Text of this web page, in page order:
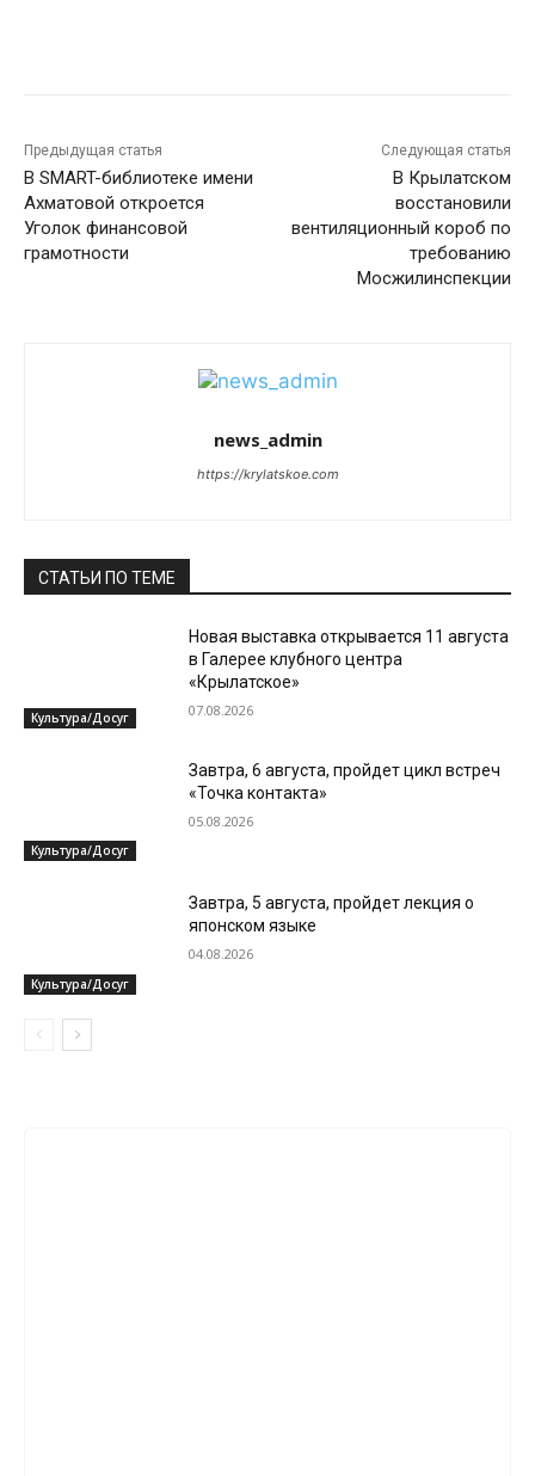
Предыдущая статья
В SMART-библиотеке имени
Ахматовой откроется
Уголок финансовой
грамотности
Следующая статья
В Крылатском
восстановили
вентиляционный короб по
требованию
Мосжилинспекции
news_admin
https://krylatskoe.com
СТАТЬИ ПО ТЕМЕ
Культура/Досуг
Новая выставка открывается 11 августа
в Галерее клубного центра
«Крылатское»
07.08.2026
Культура/Досуг
Завтра, 6 августа, пройдет цикл встреч
«Точка контакта»
05.08.2026
Культура/Досуг
Завтра, 5 августа, пройдет лекция о
японском языке
04.08.2026